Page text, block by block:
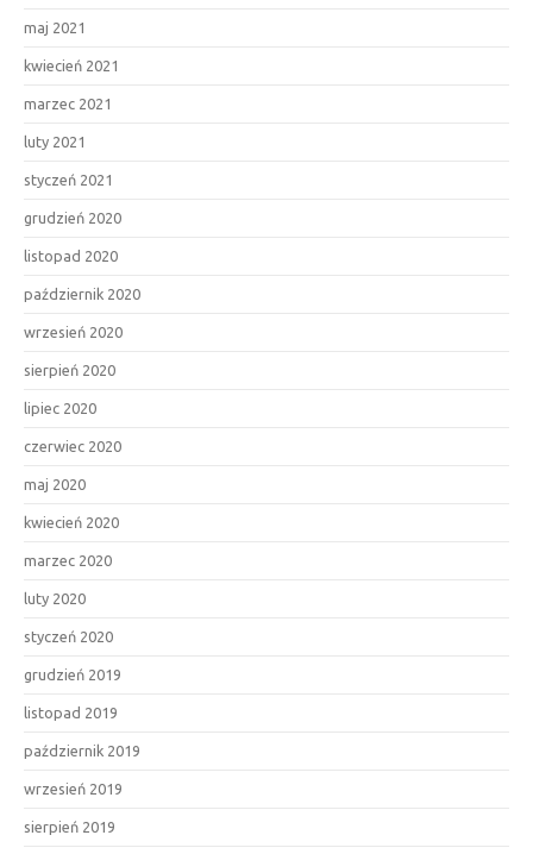
maj 2021
kwiecień 2021
marzec 2021
luty 2021
styczeń 2021
grudzień 2020
listopad 2020
październik 2020
wrzesień 2020
sierpień 2020
lipiec 2020
czerwiec 2020
maj 2020
kwiecień 2020
marzec 2020
luty 2020
styczeń 2020
grudzień 2019
listopad 2019
październik 2019
wrzesień 2019
sierpień 2019